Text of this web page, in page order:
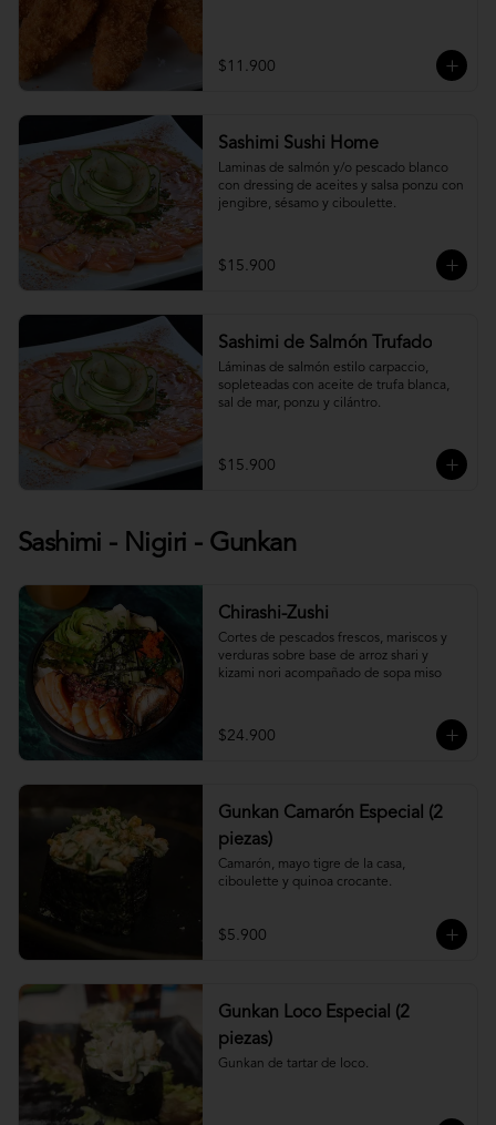
$11.900
Sashimi Sushi Home
Laminas de salmón y/o pescado blanco
con dressing de aceites y salsa ponzu con
jengibre, sésamo y ciboulette.
$15.900
Sashimi de Salmón Trufado
Láminas de salmón estilo carpaccio,
sopleteadas con aceite de trufa blanca,
sal de mar, ponzu y cilántro.
$15.900
Sashimi - Nigiri - Gunkan
Chirashi-Zushi
Cortes de pescados frescos, mariscos y
verduras sobre base de arroz shari y
kizami nori acompañado de sopa miso
$24.900
Gunkan Camarón Especial (2
piezas)
Camarón, mayo tigre de la casa,
ciboulette y quinoa crocante.
$5.900
Gunkan Loco Especial (2
piezas)
Gunkan de tartar de loco.